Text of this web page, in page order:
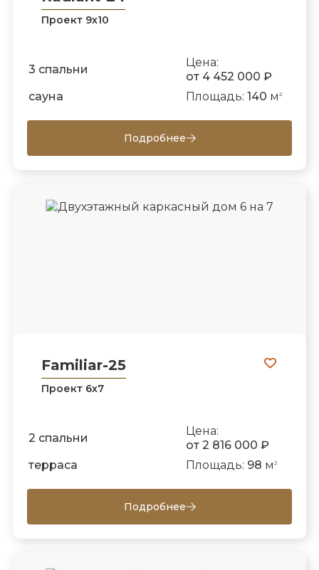
Проект 9х10
3 спальни
Цена:
от 4 452 000 ₽
сауна
Площадь: 140 м 2
Подробнее
Familiar-25
Проект 6х7
2 спальни
Цена:
от 2 816 000 ₽
терраса
Площадь: 98 м 2
Подробнее